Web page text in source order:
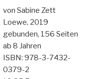
von Sabine Zett
Loewe, 2019
gebunden, 156 Seiten
ab 8 Jahren
ISBN: 978-3-7432-
0379-2